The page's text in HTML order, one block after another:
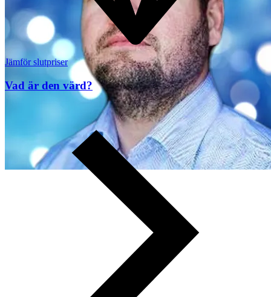
Jämför slutpriser
Vad är den värd?